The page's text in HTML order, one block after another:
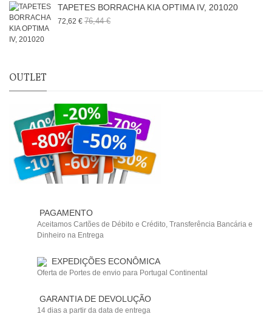
TAPETES BORRACHA KIA OPTIMA IV, 201020
72,62 € 76,44 €
OUTLET
PAGAMENTO
Aceitamos Cartões de Débito e Crédito, Transferência Bancária e
Dinheiro na Entrega
EXPEDIÇÕES ECONÔMICA
Oferta de Portes de envio para Portugal Continental
GARANTIA DE DEVOLUÇÃO
14 dias a partir da data de entrega